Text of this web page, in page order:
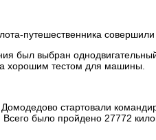
путешественника
был выбран
хорошим тестом для машины.
стартовали
Всего было пройдено 27772